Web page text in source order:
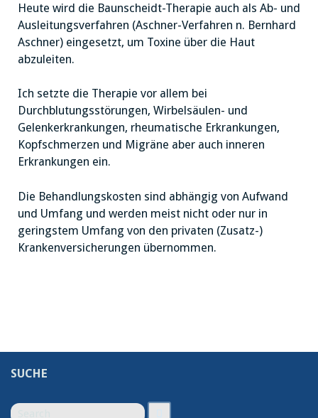
Heute wird die Baunscheidt-Therapie auch als Ab- und
Ausleitungsverfahren (Aschner-Verfahren n. Bernhard
Aschner) eingesetzt, um Toxine über die Haut
abzuleiten.
Ich setzte die Therapie vor allem bei
Durchblutungsstörungen, Wirbelsäulen- und
Gelenkerkrankungen, rheumatische Erkrankungen,
Kopfschmerzen und Migräne aber auch inneren
Erkrankungen ein.
Die Behandlungskosten sind abhängig von Aufwand
und Umfang und werden meist nicht oder nur in
geringstem Umfang von den privaten (Zusatz-)
Krankenversicherungen übernommen.
SUCHE
Search